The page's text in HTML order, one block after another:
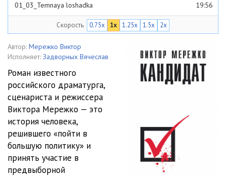
01_03_Temnaya loshadka 19:56
01_04_Temnaya loshadka
02_01_Roman
28:49
02_03_Roman
03_Proba pera
04_01_Nochnoy klub Mokritsa
04_02_Nochnoy klub Mokritsa
05_01_Pervyy risk
Скорость 0.75x 1x 1.25x 1.5x 2x
Автор: Мережко Виктор
Исполняет: Задворных Вячеслав
Роман известного
российского драматурга,
сценариста и режиссера
Виктора Мережко — это
история человека,
решившего «пойти в
большую политику» и
принять участие в
предвыборной